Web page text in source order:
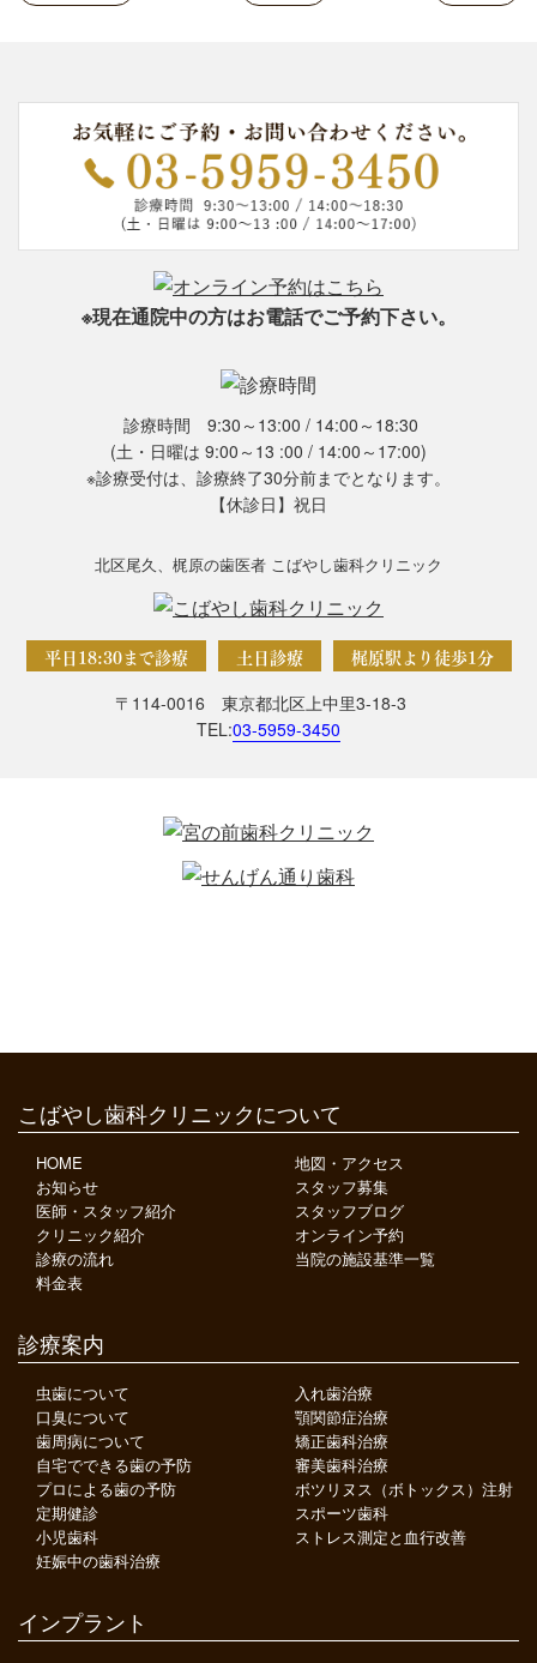
※現在通院中の方はお電話でご予約下さい。
診療時間 9:30～13:00 / 14:00～18:30
(土・日曜は 9:00～13 :00 / 14:00～17:00)
※診療受付は、診療終了30分前までとなります。
【休診日】祝日
北区尾久、梶原の歯医者 こばやし歯科クリニック
平日18:30まで診療 土日診療 梶原駅より徒歩1分
〒114-0016 東京都北区上中里3-18-3
TEL:03-5959-3450
こばやし歯科クリニックについて
HOME
お知らせ
医師・スタッフ紹介
クリニック紹介
診療の流れ
料金表
地図・アクセス
スタッフ募集
スタッフブログ
オンライン予約
当院の施設基準一覧
診療案内
虫歯について
口臭について
歯周病について
自宅でできる歯の予防
プロによる歯の予防
定期健診
小児歯科
妊娠中の歯科治療
入れ歯治療
顎関節症治療
矯正歯科治療
審美歯科治療
ボツリヌス（ボトックス）注射
スポーツ歯科
ストレス測定と血行改善
インプラント